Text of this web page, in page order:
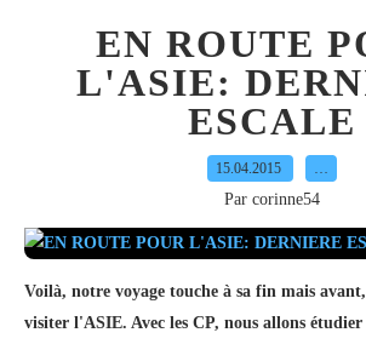
EN ROUTE
L'ASIE:
ESCALE
15.04.2015 …
Par corinne54
Voilà, notre voyage touche à sa fin mais
visiter l'ASIE. Avec les CP, nous allons